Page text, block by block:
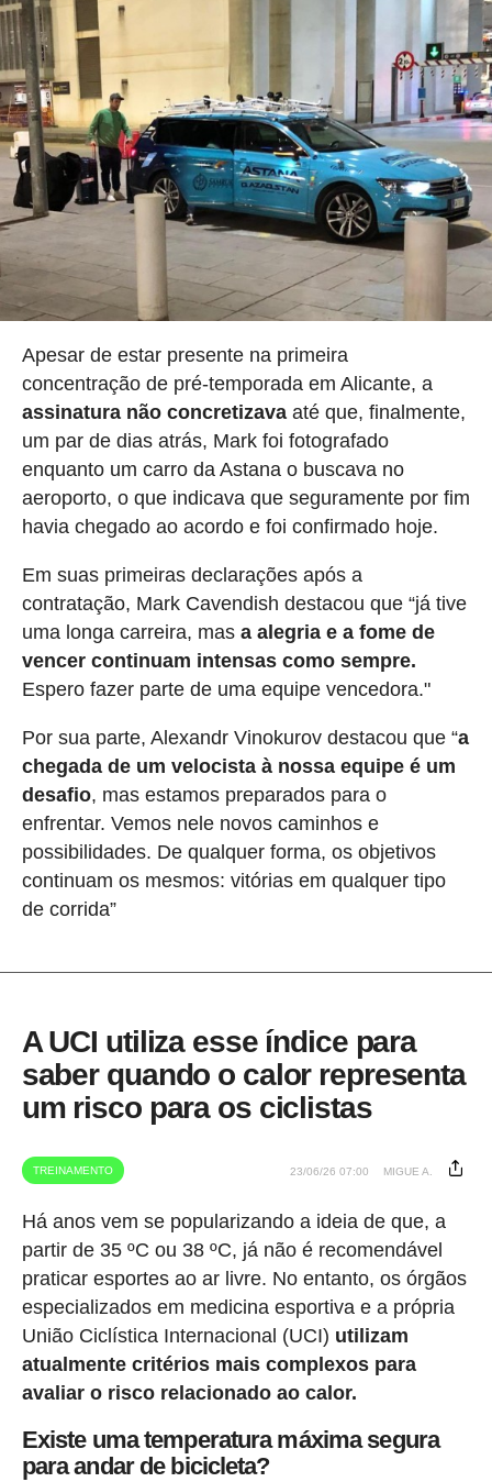
Apesar de estar presente na primeira
concentração de pré-temporada em Alicante, a
assinatura não concretizavaaté que, finalmente,
um par de dias atrás, Mark foi fotografado
enquanto um carro da Astana o buscava no
aeroporto, o que indicava que seguramente por fim
havia chegado ao acordo e foi confirmado hoje.
Em suas primeiras declarações após a
contratação, Mark Cavendish destacou que “já tive
uma longa carreira, mas a alegria e a fome de
vencer continuam intensas como sempre.
Espero fazer parte de uma equipe vencedora."
Por sua parte, Alexandr Vinokurov destacou que “a
chegada de um velocista à nossa equipe é um
desafio, mas estamos preparados para o
enfrentar. Vemos nele novos caminhos e
possibilidades. De qualquer forma, os objetivos
continuam os mesmos: vitórias em qualquer tipo
de corrida”
A UCI utiliza esse índice para
saber quando o calor representa
um risco para os ciclistas
TREINAMENTO 23/06/26 07:00 MIGUE A.
Há anos vem se popularizando a ideia de que, a
partir de 35 ºC ou 38 ºC, já não é recomendável
praticar esportes ao ar livre. No entanto, os órgãos
especializados em medicina esportiva e a própria
União Ciclística Internacional (UCI) utilizam
atualmente critérios mais complexos para
avaliar o risco relacionado ao calor.
Existe uma temperatura máxima segura
para andar de bicicleta?